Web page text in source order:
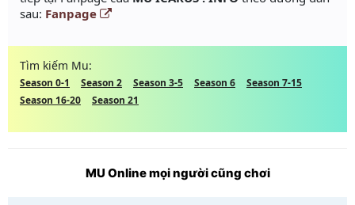
sau: Fanpage
Tìm kiếm Mu:
Season 0-1 Season 2 Season 3-5 Season 6
Season 7-15
Season 16-20
Season 21
MU Online mọi người cũng chơi